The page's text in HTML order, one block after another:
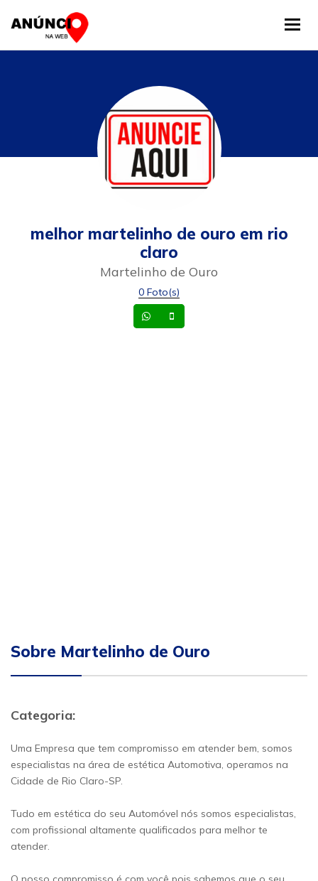
melhor martelinho de ouro em rio
claro
Martelinho de Ouro
0 Foto(s)
Whatsapp
Sobre Martelinho de Ouro
Categoria:
Uma Empresa que tem compromisso em atender bem, somos
especialistas na área de estética Automotiva, operamos na
Cidade de Rio Claro-SP.
Tudo em estética do seu Automóvel nós somos especialistas,
com profissional altamente qualificados para melhor te
atender.